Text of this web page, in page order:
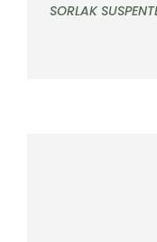
SORLAK